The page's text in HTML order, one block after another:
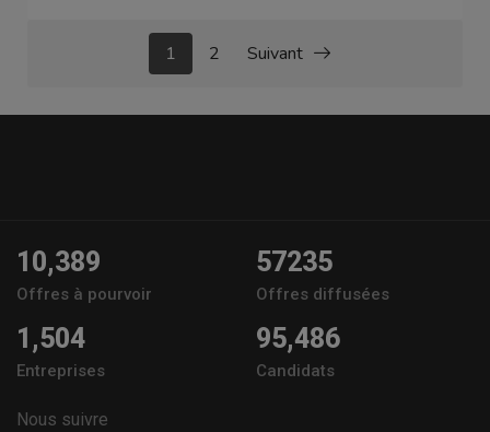
1 2 Suivant
10,389
Offres à pourvoir
57235
Offres diffusées
1,504
Entreprises
95,486
Candidats
Nous suivre